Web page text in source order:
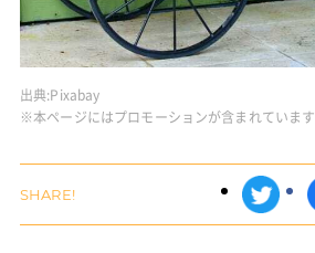
出典:Pixabay
※本ページにはプロモーションが含まれています